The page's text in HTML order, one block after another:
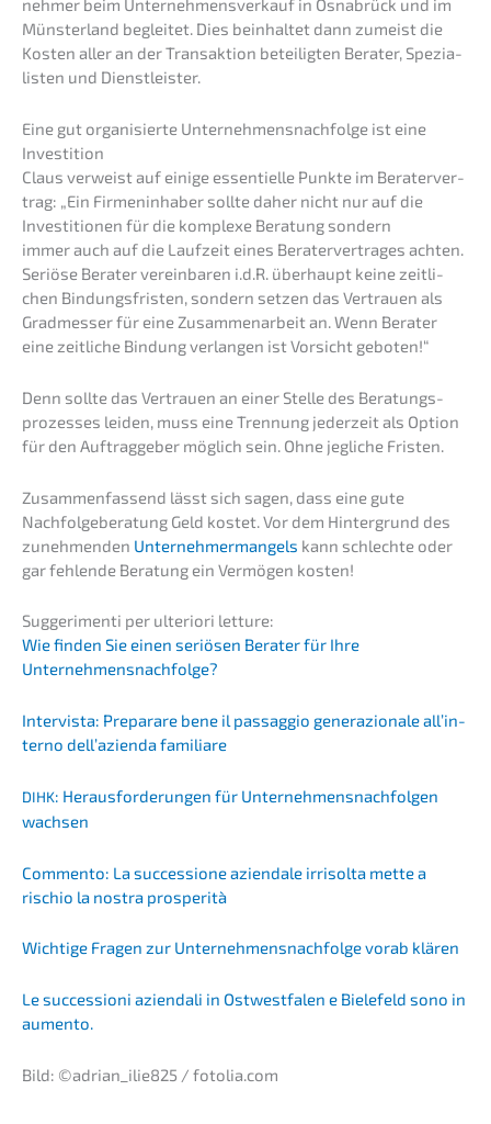
neh­mer beim Unter­nehmens­verkauf in Osnabrück und im
Münster­land beglei­tet. Dies beinhal­tet dann zumeist die
Kosten aller an der Trans­ak­ti­on betei­lig­ten Berater, Spezia­
lis­ten und Dienstleister.
Eine gut organi­sier­te Unternehmens­nachfolge ist eine
Investition
Claus verweist auf einige essen­ti­el­le Punkte im Berater­ver­
trag: „Ein Firmen­in­ha­ber sollte daher nicht nur auf die
Inves­ti­tio­nen für die komple­xe Beratung sondern
immer auch auf die Laufzeit eines Berater­ver­tra­ges achten.
Seriö­se Berater verein­ba­ren i.d.R. überhaupt keine zeitli­
chen Bindungs­fris­ten, sondern setzen das Vertrau­en als
Gradmes­ser für eine Zusam­men­ar­beit an. Wenn Berater
eine zeitli­che Bindung verlan­gen ist Vorsicht geboten!“
Denn sollte das Vertrau­en an einer Stelle des Beratungs­
pro­zes­ses leiden, muss eine Trennung jeder­zeit als Option
für den Auftrag­ge­ber möglich sein. Ohne jegli­che Fristen.
Zusam­men­fas­send lässt sich sagen, dass eine gute
Nachfol­ge­be­ra­tung Geld kostet. Vor dem Hinter­grund des
zuneh­men­den Unter­neh­mer­man­gels kann schlech­te oder
gar fehlen­de Beratung ein Vermö­gen kosten!
Sugge­ri­men­ti per ulterio­ri letture:
Wie finden Sie einen seriö­sen Berater für Ihre
Unternehmensnachfolge?
Inter­vis­ta: Prepara­re bene il passag­gio genera­zio­na­le all’in­
ter­no dell’a­zi­en­da familiare
DIHK: Heraus­for­de­run­gen für Unter­neh­mens­nach­fol­gen
wachsen
Commen­to: La succes­sio­ne aziend­a­le irrisol­ta mette a
rischio la nostra prosperità
Wichti­ge Fragen zur Unternehmens­nachfolge vorab klären
Le succes­sio­ni aziend­a­li in Ostwest­fa­len e Biele­feld sono in
aumento.
Bild: ©adrian_ilie825 / fotolia.com